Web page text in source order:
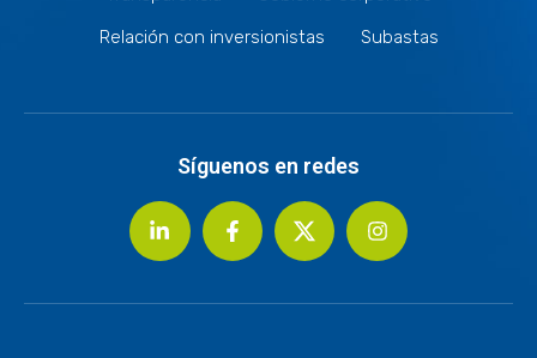
Relación con inversionistas
Subastas
Síguenos en redes